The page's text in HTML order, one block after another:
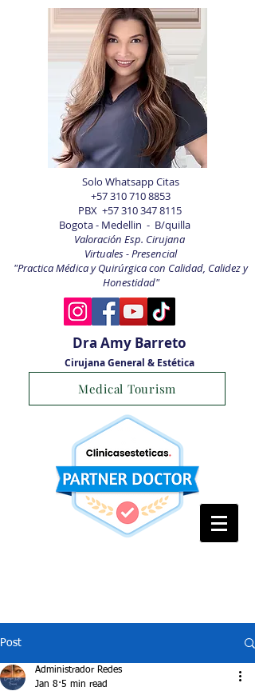
Solo Whatsapp Citas
+57 310 710 8853
PBX +57 310 347 8115
Bogota - Medellin - B/quilla
Valoración Esp. Cirujana
Virtuales - Presencial
"Practica Médica y Quirúrgica con Calidad, Calidez y
Honestidad"
Dra Amy Barreto
Cirujana General & Estética
Medical Tourism
Post
Administrador Redes
Jan 8 5 min read